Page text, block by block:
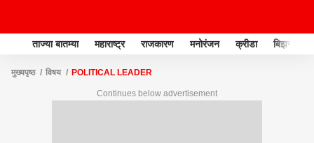
ताज्या बातम्या महाराष्ट्र राजकारण मनोरंजन क्रीडा बिझनेस
मुख्यपृष्ठ विषय POLITICAL LEADER
Continues below advertisement